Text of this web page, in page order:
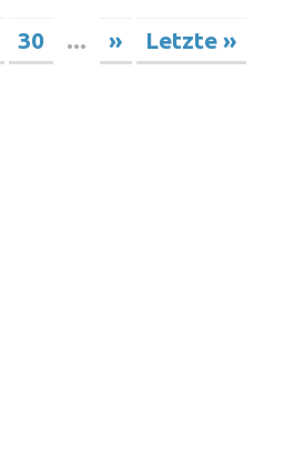
30 ... » Letzte »